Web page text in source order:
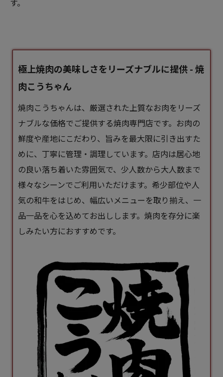
す。
極上焼肉の美味しさをリーズナブルに提供 - 焼
肉こうちゃん
焼肉こうちゃんは、厳選された上質なお肉をリーズ
ナブルな価格でご提供する焼肉専門店です。お肉の
鮮度や産地にこだわり、旨みを最大限に引き出すた
めに、丁寧に管理・調理しています。店内は居心地
の良い落ち着いた雰囲気で、少人数から大人数まで
様々なシーンでご利用いただけます。希少部位や人
気の和牛をはじめ、幅広いメニューを取り揃え、一
品一品を心を込めてお出しします。焼肉を存分に楽
しみたい方におすすめです。